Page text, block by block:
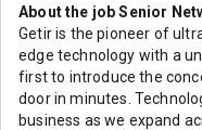
About the job Senior
Getir is the pioneer of
edge technology with a
first to introduce the
door in minutes.
business as we expand